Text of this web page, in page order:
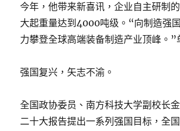
今年，他带来新喜讯，企业自主研制
大起重量达到4000吨级。“向制造强
力攀登全球高端装备制造产业顶峰。”
强国复兴，矢志不渝。
全国政协委员、南方科技大学副校长
二十大报告提出一系列强国目标，全